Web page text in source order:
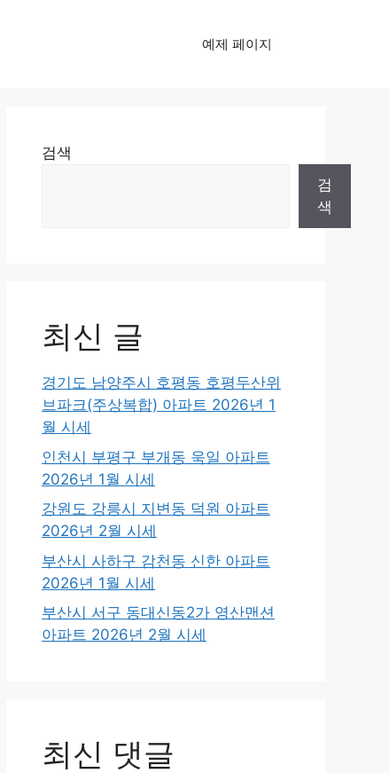
예제 페이지
검색
검
색
최신 글
경기도 남양주시 호평동 호평두산위
브파크(주상복합) 아파트 2026년 1
월 시세
인천시 부평구 부개동 욱일 아파트
2026년 1월 시세
강원도 강릉시 지변동 덕원 아파트
2026년 2월 시세
부산시 사하구 감천동 신한 아파트
2026년 1월 시세
부산시 서구 동대신동2가 영산맨션
아파트 2026년 2월 시세
최신 댓글